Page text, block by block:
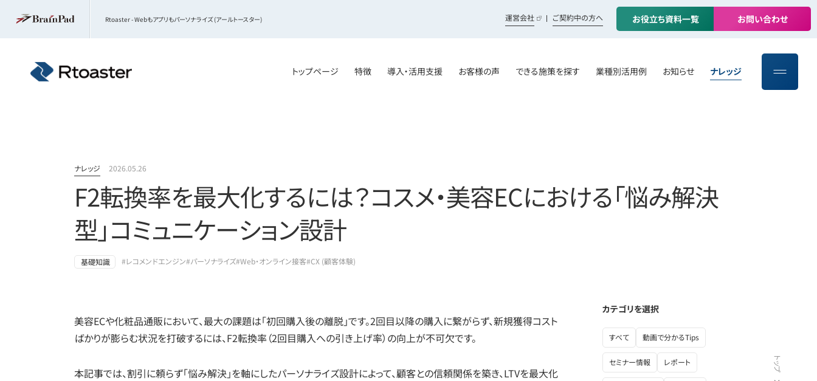
Rtoaster - Webもアプリもパーソナライズ (アールトースター) 運営会社 ご契約中の方へ お役立ち資料一覧 お問い合わせ
トップページ 特徴 導入・活用支援 お客様の声 できる施策を探す 業種別活用例 お知らせ ナレッジ
ナレッジ 2026.05.26
F2転換率を最大化するには？コスメ・美容ECにおける「悩み解決
型」コミュニケーション設計
基礎知識 #レコメンドエンジン#パーソナライズ#Web・オンライン接客#CX (顧客体験)
トップ
美容ECや化粧品通販において、最大の課題は「初回購入後の離脱」です。2回目以降の購入に繋がらず、新規獲得コスト
ばかりが膨らむ状況を打破するには、F2転換率（2回目購入への引き上げ率）の向上が不可欠です。
本記事では、割引に頼らず「悩み解決」を軸にしたパーソナライズ設計によって、顧客との信頼関係を築き、LTVを最大化
カテゴリを選択
すべて 動画で分かるTips
セミナー情報 レポート